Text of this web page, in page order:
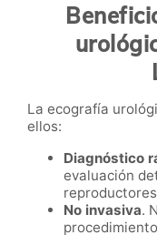
La ecografía
ellos:
Diagnóstico
evaluación
No invasiva.